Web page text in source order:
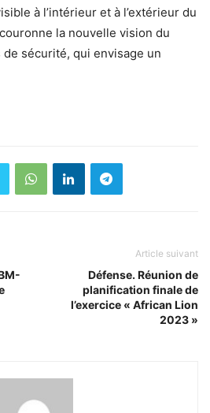
à l’intérieur et à l’extérieur du
couronne la nouvelle vision du
sécurité, qui envisage un
Article suivant
Défense. Réunion de
planification finale de
l’exercice « African Lion
2023 »